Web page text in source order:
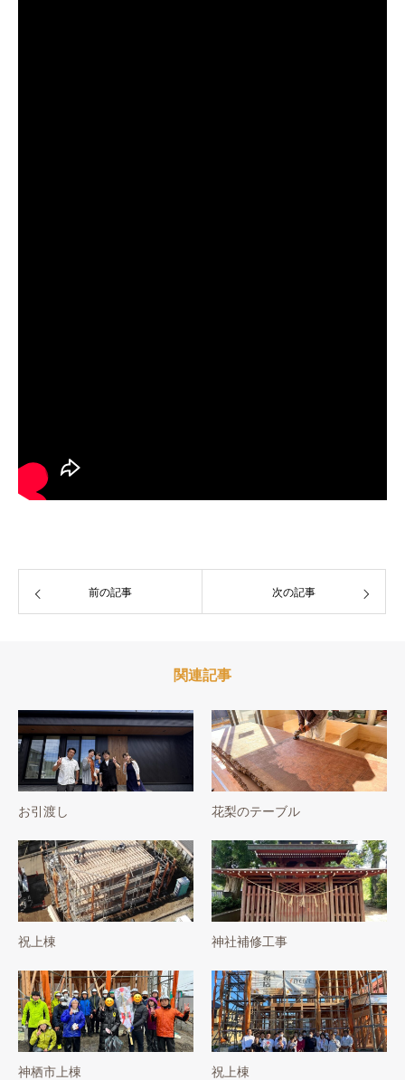
前の記事 次の記事
関連記事
お引渡し 花梨のテーブル
祝上棟 神社補修工事
神栖市上棟 祝上棟